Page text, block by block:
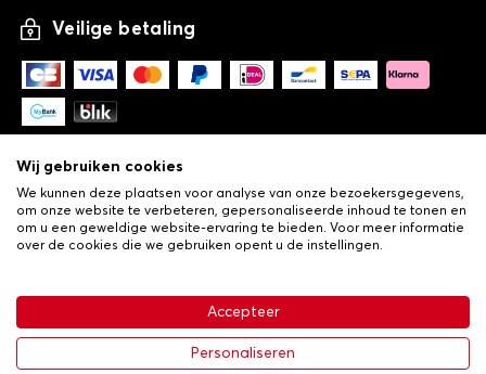
Veilige betaling
Algemene verkoopvoorwaarden•Privacy- en cookiebeleid
•Livraison
Wij gebruiken cookies
We kunnen deze plaatsen voor analyse van onze bezoekersgegevens,
om onze website te verbeteren, gepersonaliseerde inhoud te tonen en
om u een geweldige website-ervaring te bieden. Voor meer informatie
over de cookies die we gebruiken opent u de instellingen.
Accepteer
Personaliseren